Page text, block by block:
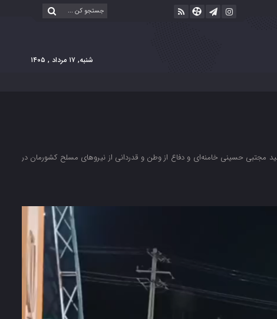
شنبه, ۱۷ مرداد , ۱۴۰۵
مجتبی‌ حسینی‌ خامنه‌ای و دفاع از وطن و قدردانی از نیروهای مسلح کشورمان در